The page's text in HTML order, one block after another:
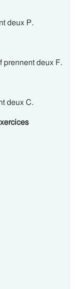
deux P.
prennent deux F.
deux C.